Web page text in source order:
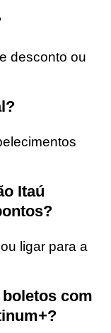
desconto ou
Itaú
ligar para a
com